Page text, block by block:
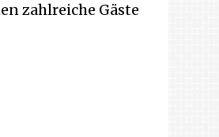
zahlreiche Gäste